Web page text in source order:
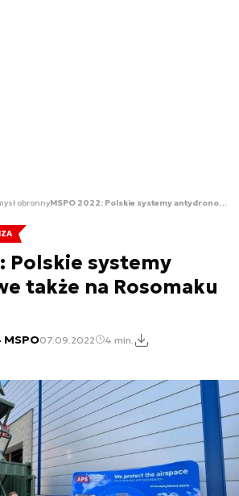
obronny MSPO 2022: Polskie systemy antydronowe także na Rosomaku
Polskie systemy
także na Rosomaku
MSPO07.09.2022 4 min.